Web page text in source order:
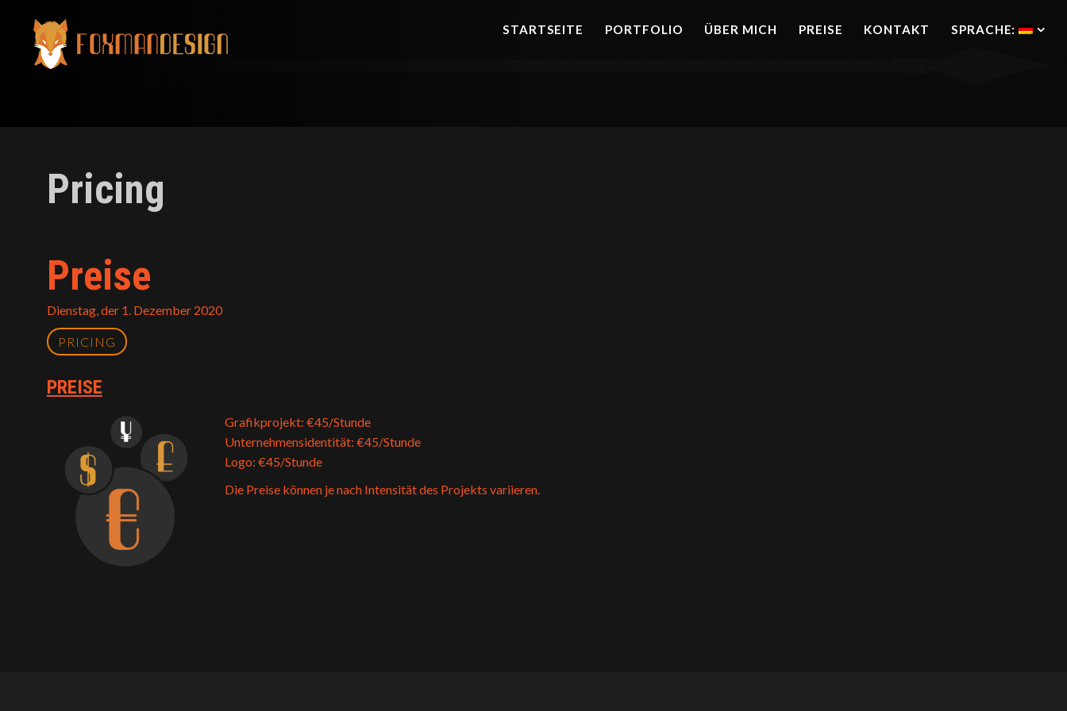
content
STARTSEITE PORTFOLIO ÜBER MICH PREISE KONTAKT SPRACHE:
Pricing
Preise
Dienstag, der 1. Dezember 2020
PRICING
PREISE
Grafikprojekt: €45/Stunde
Unternehmensidentität: €45/Stunde
Logo: €45/Stunde
Die Preise können je nach Intensität des Projekts variieren.